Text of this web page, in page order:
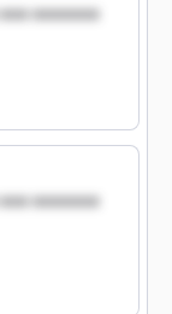
xxxxxxx
xxxxxxx